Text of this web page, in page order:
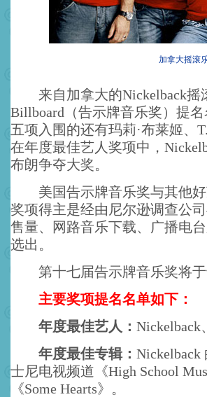
加拿大摇滚
来自加拿大的Nickelback摇
Billboard（告示牌音乐奖）提
五项入围的还有玛莉·布莱姬、
在年度最佳艺人奖项中，
布朗争夺大奖。
美国告示牌音乐奖与其他好
奖项得主是经由尼尔逊调查公
售量、网路音乐下载、广播电
选出。
第十七届告示牌音乐奖将于
主要奖项提名名单如下：
年度最佳艺人： Nickelback
年度最佳专辑： Nickelback
士尼电视频道《High School
《Some Hearts》。